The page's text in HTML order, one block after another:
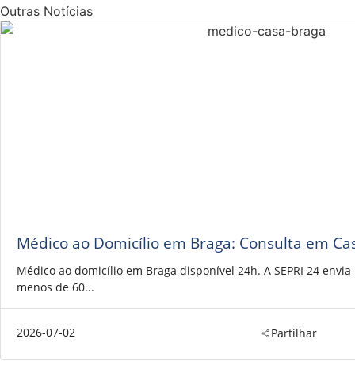
Outras Notícias
Médico ao Domicílio em Braga: Consulta em
Médico ao domicílio em Braga disponível 24h. A SEPRI 24
menos de 60...
2026-07-02 Partilhar